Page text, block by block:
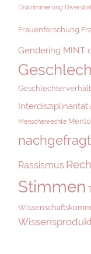
Diskriminierung Diversität
Frauenforschung
Gendering MINT
Interdisziplinarität
Menschenrechte
Rassismus
Stimmen